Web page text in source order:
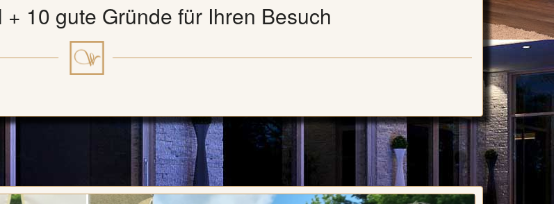
+ 10 gute Gründe für Ihren Besuch